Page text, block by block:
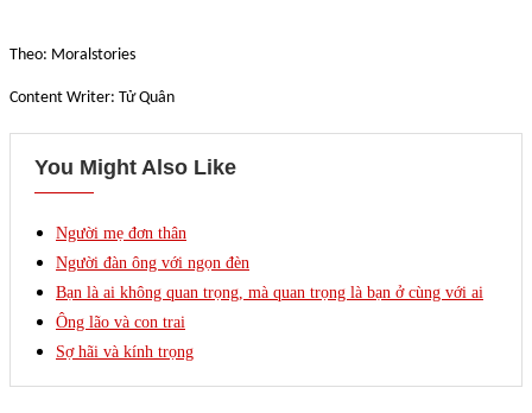
Theo: Moralstories
Content Writer: Tử Quân
You Might Also Like
Người mẹ đơn thân
Người đàn ông với ngọn đèn
Bạn là ai không quan trọng, mà quan trọng là bạn ở cùng với ai
Ông lão và con trai
Sợ hãi và kính trọng